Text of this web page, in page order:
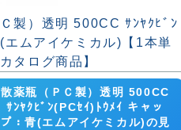
散薬瓶（ＰＣ製）透明 500CC
ｻﾝﾔｸﾋﾞﾝ(PCｾｲ)ﾄｳﾒｲ キャッ
プ：青(エムアイケミカル)の見